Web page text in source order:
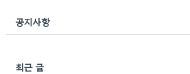
공지사항
최근 글